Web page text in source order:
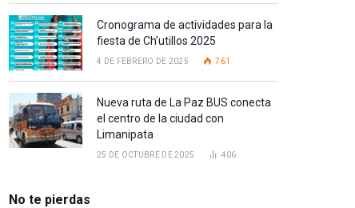
Cronograma de actividades para la
fiesta de Ch’utillos 2025
4 DE FEBRERO DE 2025 761
Nueva ruta de La Paz BUS conecta
el centro de la ciudad con
Limanipata
25 DE OCTUBRE DE 2025 406
No te pierdas